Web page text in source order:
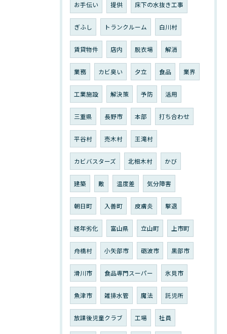
お手伝い 提供 床下の水抜き工事
ぎふし トランクルーム 白川村
賃貸物件 店内 脱衣場 解消
業務 カビ臭い 夕立 食品 業界
工業施設 解決策 予防 活用
三重県 長野市 本部 打ち合わせ
平谷村 売木村 王滝村
カビバスターズ 北相木村 かび
建築 敵 温度差 気分障害
朝日町 入善町 皮膚炎 撃退
経年劣化 富山県 立山町 上市町
舟橋村 小矢部市 砺波市 黒部市
滑川市 食品専門スーパー 氷見市
魚津市 雑排水管 魔法 託児所
放課後児童クラブ 工場 社員